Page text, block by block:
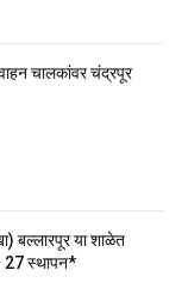
चालकांवर चंद्रपूर
बल्लारपूर या शाळेत
27 स्थापन*